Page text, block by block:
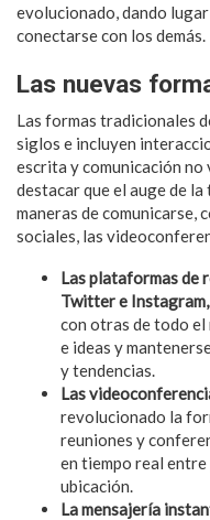
evolucionado, dando
conectarse con los demás.
Las nuevas
Las formas tradicionales
siglos e incluyen
escrita y comunicación
destacar que el auge de
maneras de comunicarse,
sociales, las
Las plataformas de
Twitter e Instagram,
con otras de todo el
e ideas y
y tendencias.
Las
revolucionado la
reuniones y
en tiempo real
ubicación.
La mensajería